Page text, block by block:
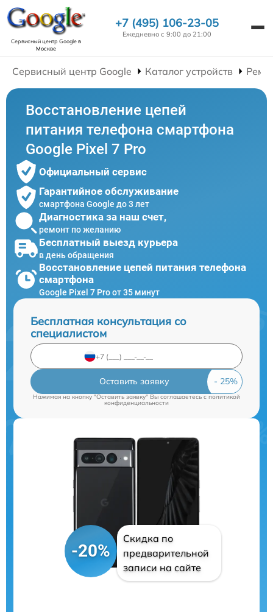
Сервисный центр Googleв
Москве
+7 (495) 106-23-05
Ежедневно с 9:00 до 21:00
Сервисный центр Google Каталог устройств
Восстановление цепей
питания телефона смартфона
Google Pixel 7 Pro
Официальный сервис
Гарантийное обслуживание
смартфона Google до 3 лет
Диагностика за наш счет,
ремонт по желанию
Бесплатный выезд курьера
в день обращения
Восстановление цепей питания телефона
смартфона
Google Pixel 7 Pro от 35 минут
Бесплатная консультация со
специалистом
Оставить заявку
Нажимая на кнопку "Оставить заявку" Вы соглашаетесь c политикой
конфиденциальности
-20%
Скидка по
предварительной
записи на сайте